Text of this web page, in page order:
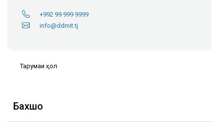
+992 99 999 9999
info@ddmit.tj
Тарҷумаи ҳол
Бахшҳо